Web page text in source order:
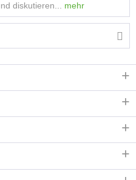
diskutieren...
mehr